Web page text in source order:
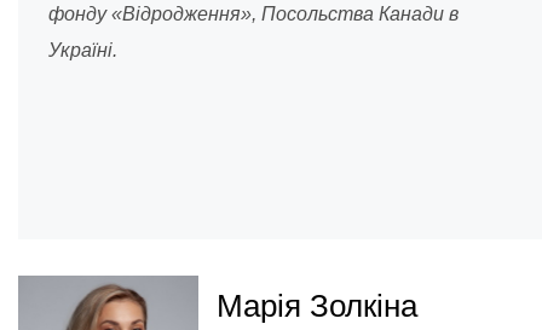
Марія Золкіна
фонду «Відродження», Посольства Канади в
Україні.